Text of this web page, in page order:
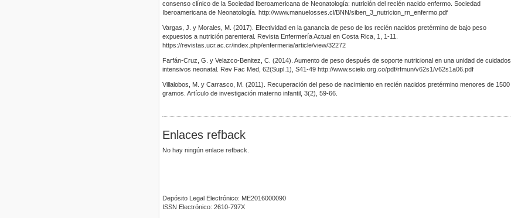
consenso clínico de la Sociedad Iberoamericana de Neonatología: nutrición del recién nacido enfermo. Sociedad
Iberoamericana de Neonatología. http://www.manuelosses.cl/BNN/siben_3_nutricion_rn_enfermo.pdf
Vargas, J. y Morales, M. (2017). Efectividad en la ganancia de peso de los recién nacidos pretérmino de bajo peso
expuestos a nutrición parenteral. Revista Enfermería Actual en Costa Rica, 1, 1-11.
https://revistas.ucr.ac.cr/index.php/enfermeria/article/view/32272
Farfán-Cruz, G. y Velazco-Benitez, C. (2014). Aumento de peso después de soporte nutricional en una unidad de cuidados
intensivos neonatal. Rev Fac Med, 62(Supl.1), S41-49 http://www.scielo.org.co/pdf/rfmun/v62s1/v62s1a06.pdf
Villalobos, M. y Carrasco, M. (2011). Recuperación del peso de nacimiento en recién nacidos pretérmino menores de 1500
gramos. Artículo de investigación materno infantil, 3(2), 59-66.
Enlaces refback
No hay ningún enlace refback.
Depósito Legal Electrónico: ME2016000090
ISSN Electrónico: 2610-797X